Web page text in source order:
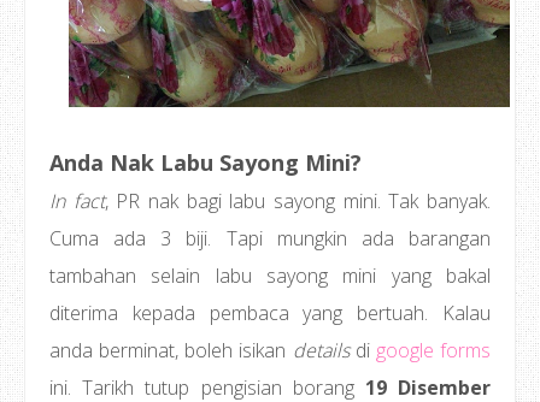
Anda Nak Labu Sayong Mini?
In fact, PR nak bagi labu sayong mini. Tak banyak.
Cuma ada 3 biji. Tapi mungkin ada barangan
tambahan selain labu sayong mini yang bakal
diterima kepada pembaca yang bertuah. Kalau
anda berminat, boleh isikan detailsdi google forms
ini. Tarikh tutup pengisian borang 19 Disember